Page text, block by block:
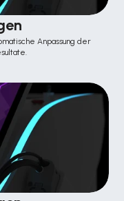
Anpassung der